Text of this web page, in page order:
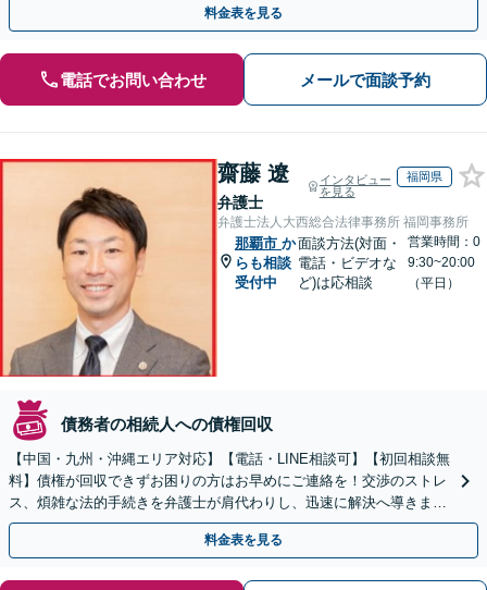
料金表を見る
電話でお問い合わせ メールで面談予約
齋藤 遼
弁護士
インタビュー
を見る
福岡県
弁護士法人大西総合法律事務所 福岡事務所
那覇市 か
らも相談
受付中
面談方法(対面・
電話・ビデオな
ど)は応相談
営業時間：0
9:30~20:00
（平日）
債務者の相続人への債権回収
【中国・九州・沖縄エリア対応】【電話・LINE相談可】【初回相談無
料】債権が回収できずお困りの方はお早めにご連絡を！交渉のストレ
ス、煩雑な法的手続きを弁護士が肩代わりし、迅速に解決へ導きま
す。個人事業主の方もご相談ください。
料金表を見る